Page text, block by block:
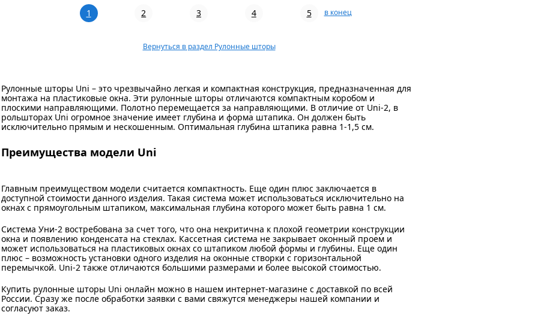
1 2 3 4 5 в конец
Вернуться в раздел Рулонные шторы
Рулонные шторы Uni – это чрезвычайно легкая и компактная конструкция, предназначенная для
монтажа на пластиковые окна. Эти рулонные шторы отличаются компактным коробом и
плоскими направляющими. Полотно перемещается за направляющими. В отличие от Uni-2, в
рольшторах Uni огромное значение имеет глубина и форма штапика. Он должен быть
исключительно прямым и нескошенным. Оптимальная глубина штапика равна 1-1,5 см.
Преимущества модели Uni
Главным преимуществом модели считается компактность. Еще один плюс заключается в
доступной стоимости данного изделия. Такая система может использоваться исключительно на
окнах с прямоугольным штапиком, максимальная глубина которого может быть равна 1 см.
Система Уни-2 востребована за счет того, что она некритична к плохой геометрии конструкции
окна и появлению конденсата на стеклах. Кассетная система не закрывает оконный проем и
может использоваться на пластиковых окнах со штапиком любой формы и глубины. Еще один
плюс – возможность установки одного изделия на оконные створки с горизонтальной
перемычкой. Uni-2 также отличаются большими размерами и более высокой стоимостью.
Купить рулонные шторы Uni онлайн можно в нашем интернет-магазине с доставкой по всей
России. Сразу же после обработки заявки с вами свяжутся менеджеры нашей компании и
согласуют заказ.